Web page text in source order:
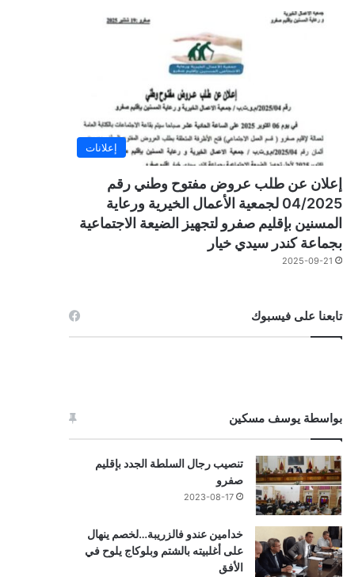
إعلانات
إعلان عن طلب عروض مفتوح وطني رقم
04/2025 لجمعية الأعمال الخيرية ورعاية
المسنين بإقليم صفرو لتجهيز الضيعة الاجتماعية
بجماعة كندر سيدي خيار
2025-09-21
تابعنا على فيسبوك
بواسطة يوسف مسكين
تنصيب رجال السلطة الجدد بإقليم
صفرو
2023-08-17
خدامين عندو فالزريبة…لخصم ينهال
على أغلبيته بالشتم وبلوكاج يلوح في
الأفق